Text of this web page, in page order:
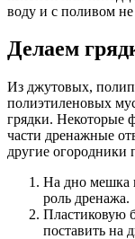
воду и с поливом
Делаем
Из джутовых,
полиэтиленовых
грядки. Некоторые
части дренажные
другие огородники
На дно мешка
роль дренажа.
Пластиковую
поставить на